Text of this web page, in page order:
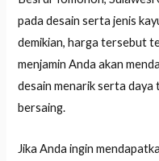
pada desain serta jenis
demikian, harga tersebut
menjamin Anda akan
desain menarik serta daya
bersaing.
Jika Anda ingin